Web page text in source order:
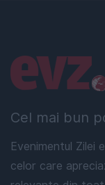
Cel mai bun
Evenimentul Zilei
celor care
Linkuri utile